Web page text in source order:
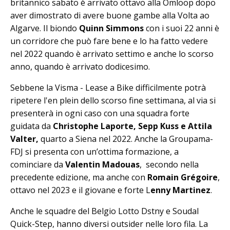
britannico sabato è arrivato ottavo alla Omloop dopo
aver dimostrato di avere buone gambe alla Volta ao
Algarve. Il biondo Quinn Simmonscon i suoi 22 anni è
un corridore che può fare bene e lo ha fatto vedere
nel 2022 quando è arrivato settimo e anche lo scorso
anno, quando è arrivato dodicesimo.
Sebbene la Visma - Lease a Bike difficilmente potrà
ripetere l'en plein dello scorso fine settimana, al via si
presenterà in ogni caso con una squadra forte
guidata da Christophe Laporte, Sepp Kuss e Attila
Valter, quarto a Siena nel 2022. Anche la Groupama-
FDJ si presenta con un’ottima formazione, a
cominciare da Valentin Madouas, secondo nella
precedente edizione, ma anche con Romain Grégoire,
ottavo nel 2023 e il giovane e forte Lenny Martinez.
Anche le squadre del Belgio Lotto Dstny e Soudal
Quick-Step, hanno diversi outsider nelle loro fila. La